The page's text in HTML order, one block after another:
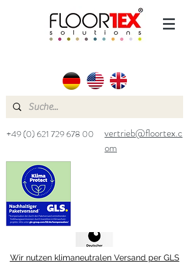
+49 (0) 621 729 678 00
vertrieb@floortex.c
om
Wir nutzen klimaneutralen Versand per GLS